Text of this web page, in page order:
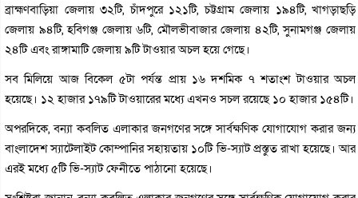
ব্রাহ্মণবাড়িয়া জেলায় ৩২টি, চাঁদপুরে ১২১টি, চট্টগ্রাম জেলায় ১৯৪টি, খাগড়াছড়ি
জেলায় ৯৪টি, হবিগঞ্জ জেলায় ৬টি, মৌলভীবাজার জেলায় ৪২টি, সুনামগঞ্জ জেলায়
২৪টি এবং রাঙ্গামাটি জেলায় ৯টি টাওয়ার অচল হয়ে গেছে।
সব মিলিয়ে আজ বিকেল ৫টা পর্যন্ত প্রায় ১৬ দশমিক ৭ শতাংশ টাওয়ার অচল
হয়েছে। ১২ হাজার ১৭৯টি টাওয়ারের মধ্যে এখনও সচল রয়েছে ১০ হাজার ১৫৪টি।
অপরদিকে, বন্যা কবলিত এলাকার জনগণের সঙ্গে সার্বক্ষণিক যোগাযোগ করার জন্য
বাংলাদেশ স্যাটেলাইট কোম্পানির সহায়তায় ১০টি ভি-স্যাট প্রস্তুত রাখা হয়েছে। আর
এরই মধ্যে ৫টি ভি-স্যাট ফেনীতে পাঠানো হয়েছে।